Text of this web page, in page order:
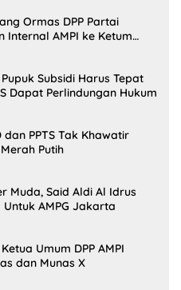
Ormas DPP Partai
AMPI ke Ketum
Subsidi Harus Tepat
Dapat Perlindungan Hukum
PPTS Tak Khawatir
Putih
Muda, Said Aldi Al Idrus
AMPG Jakarta
Umum DPP AMPI
dan Munas X